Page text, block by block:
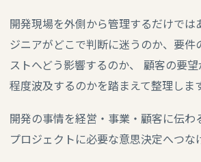
開発現場を外側から管理するだけでは
ジニアがどこで判断に迷うのか、要件
ストへどう影響するのか、 顧客の要
程度波及するのかを踏まえて整理します
開発の事情を経営・事業・顧客に伝わ
プロジェクトに必要な意思決定へつな